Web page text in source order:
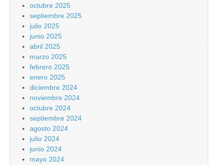
octubre 2025
septiembre 2025
julio 2025
junio 2025
abril 2025
marzo 2025
febrero 2025
enero 2025
diciembre 2024
noviembre 2024
octubre 2024
septiembre 2024
agosto 2024
julio 2024
junio 2024
mayo 2024